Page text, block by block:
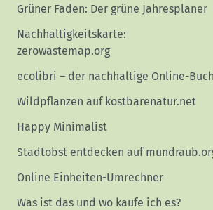
Grüner Faden: Der grüne Jahresplaner
Nachhaltigkeitskarte:
zerowastemap.org
ecolibri – der nachhaltige Online-
Wildpflanzen auf kostbarenatur.net
Happy Minimalist
Stadtobst entdecken auf
Online Einheiten-Umrechner
Was ist das und wo kaufe ich es?